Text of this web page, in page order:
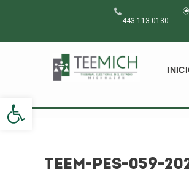
Abrir barra de herramientas
443 113 0130
TEEM-PES-059-